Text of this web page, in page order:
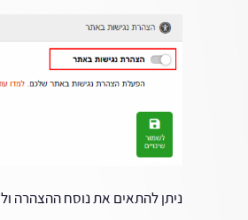
ניתן להתאים את נוסח ההצהרה